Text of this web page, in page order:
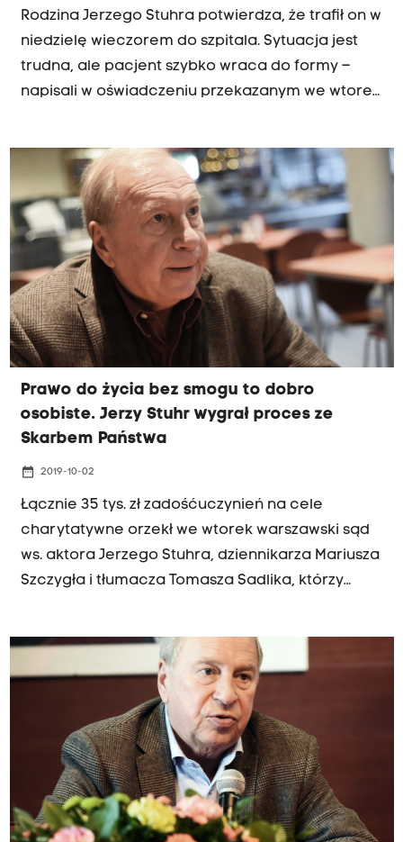
Rodzina Jerzego Stuhra potwierdza, że trafił on w
niedzielę wieczorem do szpitala. Sytuacja jest
trudna, ale pacjent szybko wraca do formy –
napisali w oświadczeniu przekazanym we wtorek
Prawo do życia bez smogu to dobro
osobiste. Jerzy Stuhr wygrał proces ze
Skarbem Państwa
date_range 2019-10-02
Łącznie 35 tys. zł zadośćuczynień na cele
charytatywne orzekł we wtorek warszawski sąd
ws. aktora Jerzego Stuhra, dziennikarza Mariusza
Szczygła i tłumacza Tomasza Sadlika, którzy
Wyrok nie jest prawomocny.